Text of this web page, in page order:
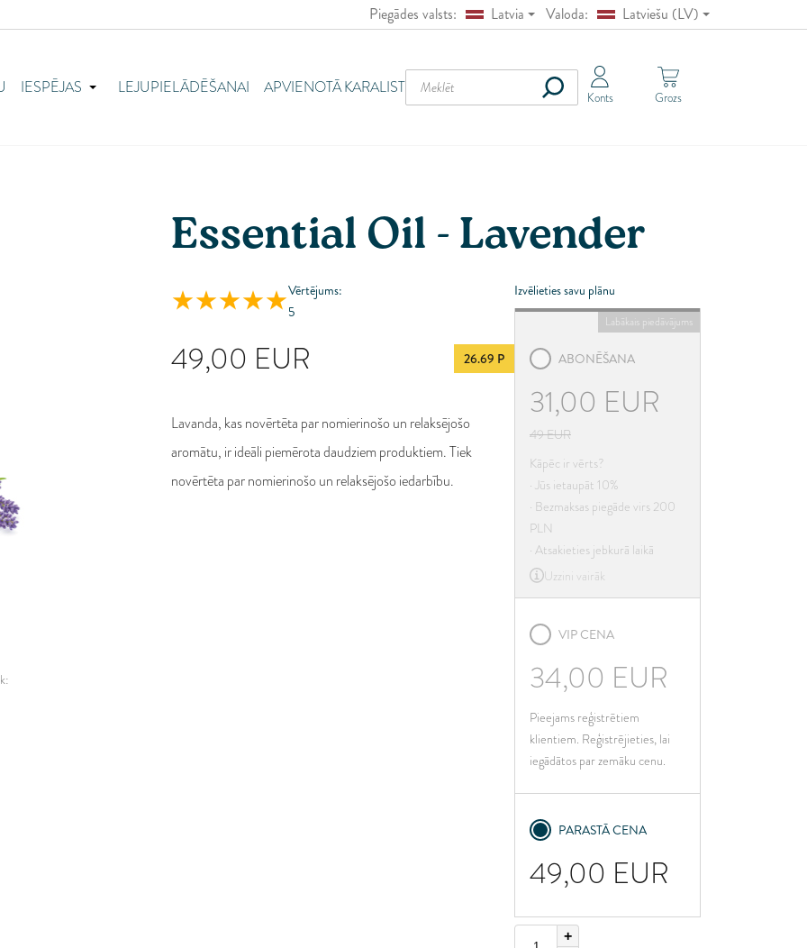
Piegādes valsts:
Latvia
Beļģija
Bulgārija
Dānija
Igaunija
Īrija
Itālija
Latvija
Valoda: Latviešu (LV)
English (EN)
Pусский (RU)
IESPĒJAS LEJUPIELĀDĒŠANAI APVIENOTĀ KARALISTE
Konts Grozs
Essential Oil - Lavender
Vērtējums:
5
49,00 EUR 26.69 P
Lavanda, kas novērtēta par nomierinošo un relaksējošo
aromātu, ir ideāli piemērota daudziem produktiem. Tiek
novērtēta par nomierinošo un relaksējošo iedarbību.
Izvēlieties savu plānu
Labākais piedāvājums
ABONĒŠANA
31,00 EUR
49EUR
Kāpēc ir vērts?
· Jūs ietaupāt 10%
· Bezmaksas piegāde virs 200
PLN
· Atsakieties jebkurā laikā
Uzzini vairāk
VIP CENA
34,00 EUR
Pieejams reģistrētiem
klientiem. Reģistrējieties, lai
iegādātos par zemāku cenu.
PARASTĀ CENA
49,00 EUR
+